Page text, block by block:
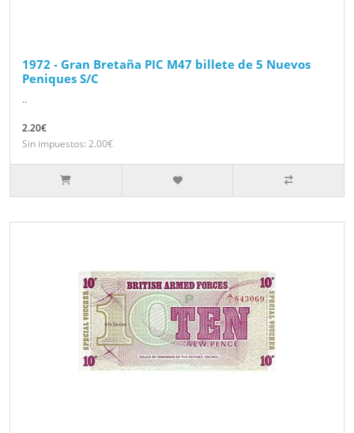
1972 - Gran Bretaña PIC M47 billete de 5 Nuevos
Peniques S/C
..
2.20€
Sin impuestos: 2.00€